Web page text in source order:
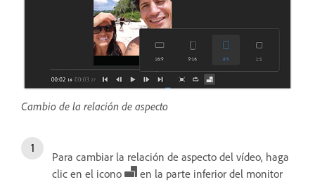
Cambio de la relación de aspecto
Para cambiar la relación de aspecto del vídeo, haga
clic en el icono
en la parte inferior del monitor